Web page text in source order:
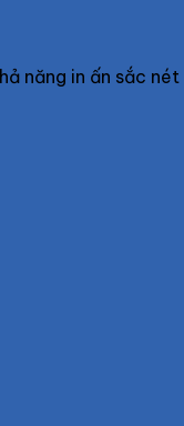
năng in ấn sắc